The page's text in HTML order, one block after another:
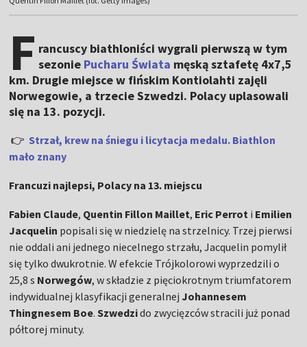
F rancuscy biathloniści wygrali pierwszą w tym
sezonie Pucharu Świata męską sztafetę 4x7,5
km. Drugie miejsce w fińskim Kontiolahti zajęli
Norwegowie, a trzecie Szwedzi. Polacy uplasowali
się na 13. pozycji.
👉 Strzał, krew na śniegu i licytacja medalu. Biathlon
mało znany
Francuzi najlepsi, Polacy na 13. miejscu
Fabien Claude, Quentin Fillon Maillet, Eric Perrot i Emilien
Jacquelin popisali się w niedzielę na strzelnicy. Trzej pierwsi
nie oddali ani jednego niecelnego strzału, Jacquelin pomylił
się tylko dwukrotnie. W efekcie Trójkolorowi wyprzedzili o
25,8 s Norwegów, w składzie z pięciokrotnym triumfatorem
indywidualnej klasyfikacji generalnej Johannesem
Thingnesem Boe.Szwedzido zwycięzców stracili już ponad
półtorej minuty.